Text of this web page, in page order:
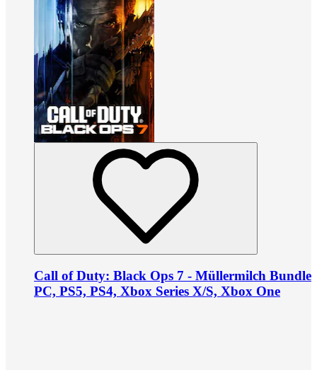
Call of Duty: Black Ops 7 - Müllermilch Bundle
PC, PS5, PS4, Xbox Series X/S, Xbox One